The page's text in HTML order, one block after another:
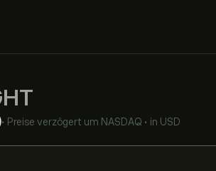
• Preise verzögert um NASDAQ • in USD